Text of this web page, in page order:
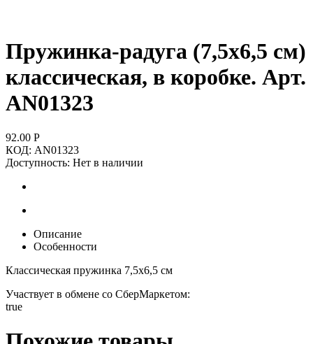
Пружинка-радуга (7,5х6,5 см)
классическая, в коробке. Арт.
AN01323
92.00 Р
КОД: AN01323
Доступность: Нет в наличии
Описание
Особенности
Классическая пружинка 7,5х6,5 см
Участвует в обмене со СберМаркетом:
true